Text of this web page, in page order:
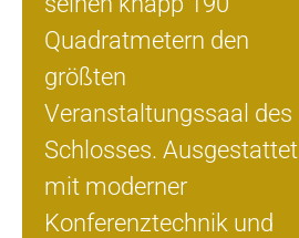
Quadratmetern den
größten
Veranstaltungssaal des
Schlosses. Ausgestattet
mit moderner
Konferenztechnik und